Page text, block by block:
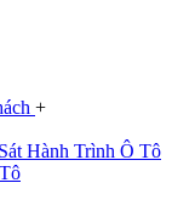
+
Hành Trình Ô Tô